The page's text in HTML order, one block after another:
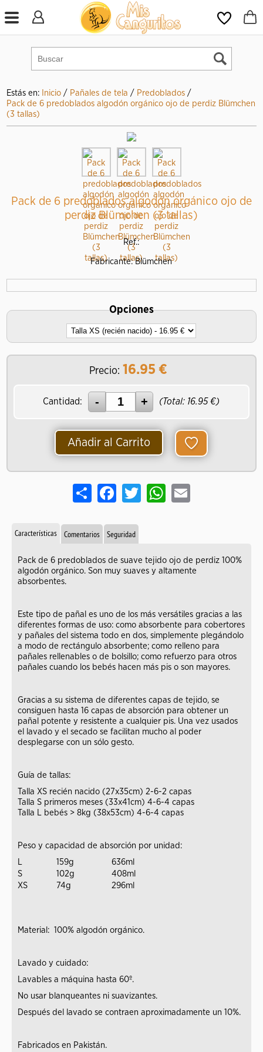
Estás en: Inicio / Pañales de tela / Predoblados/
Pack de 6 predoblados algodón orgánico ojo de perdiz Blümchen
(3 tallas)
Pack de 6 predoblados algodón orgánico ojo de
perdiz Blümchen (3 tallas)
Ref.:
Fabricante: Blümchen
Opciones
Precio: 16.95 €
Cantidad: (Total: 16.95 €)
Añadir al Carrito
Share FacebookTwitterWhatsApp
Email
Características Comentarios Seguridad
Pack de 6 predoblados de suave tejido ojo de perdiz 100%
algodón orgánico. Son muy suaves y altamente
absorbentes.
Este tipo de pañal es uno de los más versátiles gracias a las
diferentes formas de uso: como absorbente para cobertores
y pañales del sistema todo en dos, simplemente plegándolo
a modo de rectángulo absorbente; como relleno para
pañales rellenables o de bolsillo; como refuerzo para otros
pañales cuando los bebés hacen más pis o son mayores.
Gracias a su sistema de diferentes capas de tejido, se
consiguen hasta 16 capas de absorción para obtener un
pañal potente y resistente a cualquier pis. Una vez usados
el lavado y el secado se facilitan mucho al poder
desplegarse con un sólo gesto.
Guía de tallas:
Talla XS recién nacido (27x35cm) 2-6-2 capas
Talla S primeros meses (33x41cm) 4-6-4 capas
Talla L bebés > 8kg (38x53cm) 4-6-4 capas
Peso y capacidad de absorción por unidad:
L
159g
636ml
S
102g
408ml
XS
74g 296ml
Material: 100% algodón orgánico.
Lavado y cuidado:
Lavables a máquina hasta 60º.
No usar blanqueantes ni suavizantes.
Después del lavado se contraen aproximadamente un 10%.
Fabricados en Pakistán.